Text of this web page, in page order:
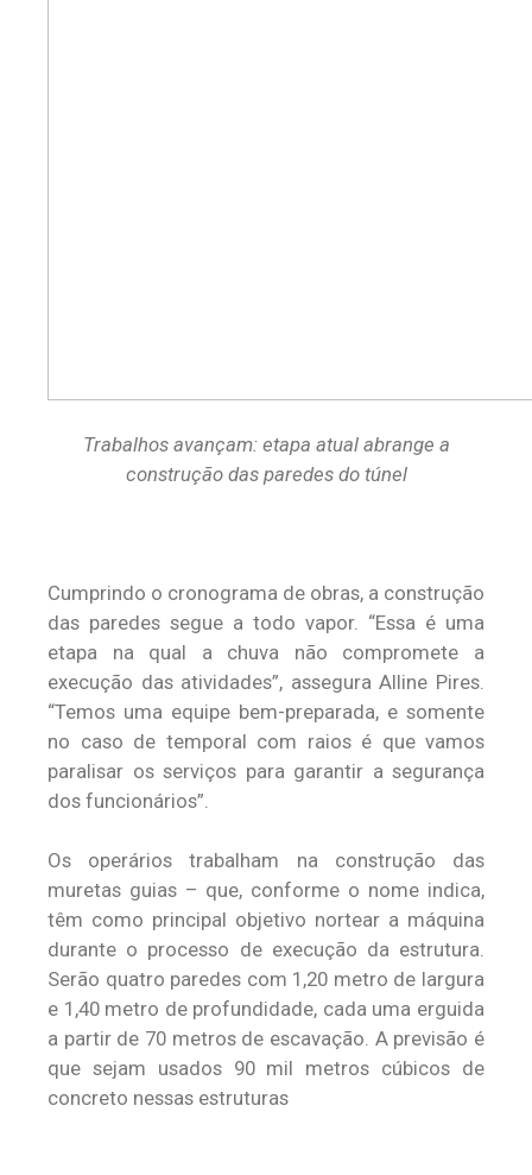
Trabalhos avançam: etapa atual abrange a
construção das paredes do túnel
Cumprindo o cronograma de obras, a construção
das paredes segue a todo vapor. “Essa é uma
etapa na qual a chuva não compromete a
execução das atividades”, assegura Alline Pires.
“Temos uma equipe bem-preparada, e somente
no caso de temporal com raios é que vamos
paralisar os serviços para garantir a segurança
dos funcionários”.
Os operários trabalham na construção das
muretas guias – que, conforme o nome indica,
têm como principal objetivo nortear a máquina
durante o processo de execução da estrutura.
Serão quatro paredes com 1,20 metro de largura
e 1,40 metro de profundidade, cada uma erguida
a partir de 70 metros de escavação. A previsão é
que sejam usados 90 mil metros cúbicos de
concreto nessas estruturas